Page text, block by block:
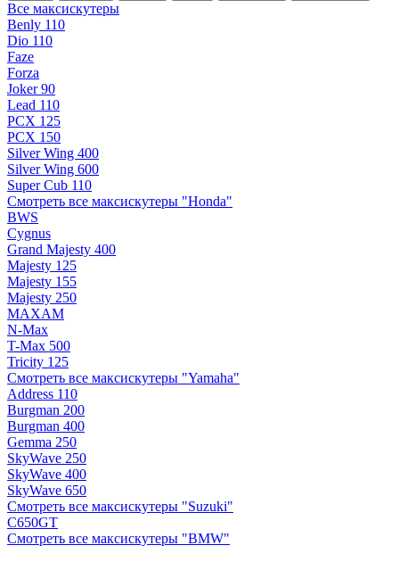
Все максискутеры
Benly 110
Dio 110
Faze
Forza
Joker 90
Lead 110
PCX 125
PCX 150
Silver Wing 400
Silver Wing 600
Super Cub 110
Смотреть все максискутеры "Honda"
BWS
Cygnus
Grand Majesty 400
Majesty 125
Majesty 155
Majesty 250
MAXAM
N-Max
T-Max 500
Tricity 125
Смотреть все максискутеры "Yamaha"
Address 110
Burgman 200
Burgman 400
Gemma 250
SkyWave 250
SkyWave 400
SkyWave 650
Смотреть все максискутеры "Suzuki"
C650GT
Смотреть все максискутеры "BMW"